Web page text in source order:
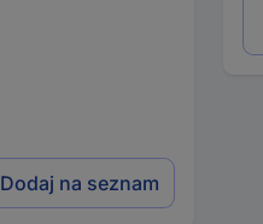
Dodaj na seznam